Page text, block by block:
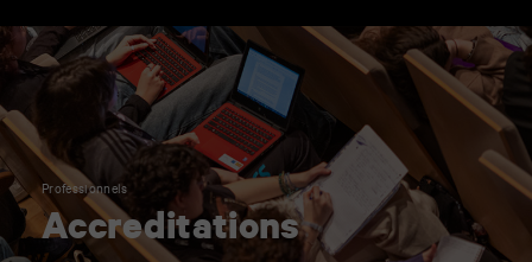
Professionnels
Accreditations